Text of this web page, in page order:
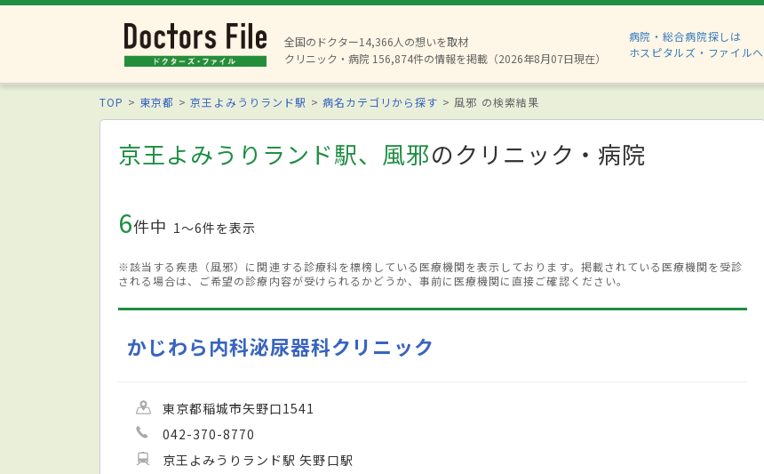
全国のドクター14,366人の想いを取材
クリニック・病院 156,874件の情報を掲載（2026年8月07日現在）
病院・総合病院探しは
ホスピタルズ・ファイルへ
TOP 東京都 京王よみうりランド駅 病名カテゴリから探す 風邪 の検索結果
京王よみうりランド駅、風邪のクリニック・病院
6件中 1〜6件を表示
※該当する疾患（風邪）に関連する診療科を標榜している医療機関を表示しております。掲載されている医療機関を受診
される場合は、ご希望の診療内容が受けられるかどうか、事前に医療機関に直接ご確認ください。
かじわら内科泌尿器科クリニック
東京都稲城市矢野口1541
042-370-8770
京王よみうりランド駅 矢野口駅